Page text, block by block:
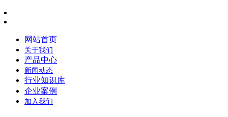
网站首页
关于我们
产品中心
新闻动态
行业知识库
企业案例
加入我们